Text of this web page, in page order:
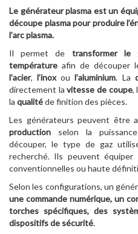
Le générateur plasma est un
découpe plasma pour produire
l’arc plasma.
Il permet de transformer le
température afin de découper
l’acier,l’inoxoul’aluminium. La
directement lavitesse de coupe,
la qualitéde finition des pièces.
Les générateurs peuvent être
production selon la
découper, le type de gaz
recherché. Ils peuvent
conventionnelles ou haute
Selon les configurations, un
une commande numérique, un
torches spécifiques, des
dispositifs de sécurité.